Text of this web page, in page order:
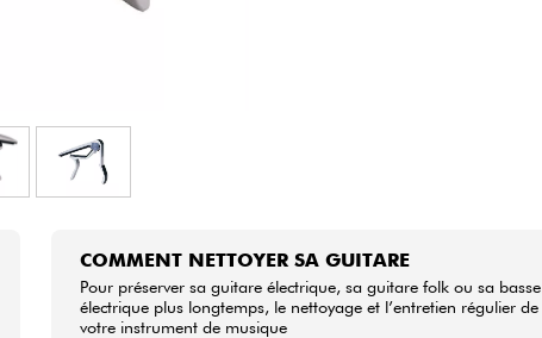
COMMENT NETTOYER SA GUITARE
Pour préserver sa guitare électrique, sa guitare folk ou sa basse
électrique plus longtemps, le nettoyage et l’entretien régulier de
votre instrument de musique